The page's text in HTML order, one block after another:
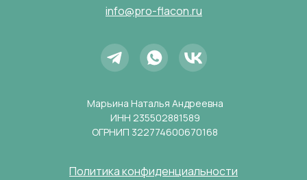
Политика конфиденциальности
info@pro-flacon.ru
Марьина Наталья Андреевна
ИНН 235502881589
ОГРНИП 322774600670168